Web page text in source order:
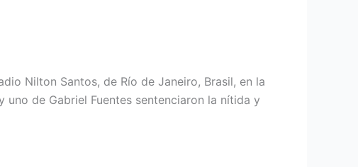
Nilton Santos, de Río de Janeiro, Brasil, en la
de Gabriel Fuentes sentenciaron la nítida y